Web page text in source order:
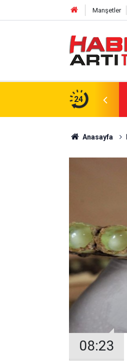
Manşetler
24
Türkiye'de Doğurganlık Düşüşte
Anasayfa
08:23